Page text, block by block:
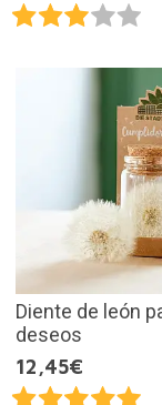
Diente de león
deseos
12,45€